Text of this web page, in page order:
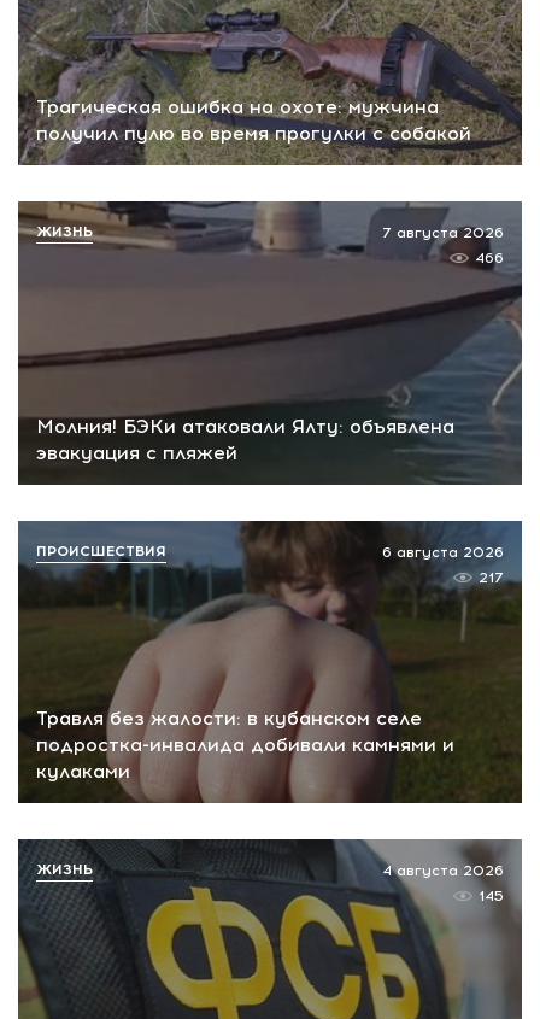
Трагическая ошибка на охоте: мужчина
получил пулю во время прогулки с собакой
Молния! БЭКи атаковали Ялту: объявлена
эвакуация с пляжей
7 августа 2026
466
ЖИЗНЬ
Травля без жалости: в кубанском селе
подростка-инвалида добивали камнями и
кулаками
6 августа 2026
217
ПРОИСШЕСТВИЯ
4 августа 2026
145
ЖИЗНЬ